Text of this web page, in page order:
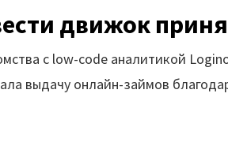
движок
с low-code аналитикой
выдачу онлайн-займов